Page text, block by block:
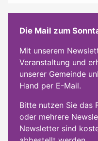
Die Mail zum
Mit unserem
Veranstaltung und
unserer Gemeinde
Hand per E-Mail.
Bitte nutzen Sie das
oder mehrere
Newsletter sind